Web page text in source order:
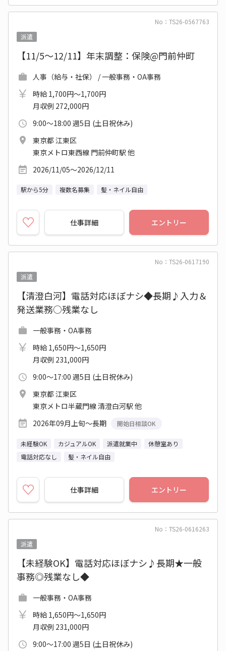
No：TS26-0567763
派遣
【11/5～12/11】年末調整：保険@門前仲町
人事（給与・社保） / 一般事務・OA事務
時給 1,700円～1,700円
月収例 272,000円
9:00～18:00 週5日 (土日祝休み)
東京都 江東区
東京メトロ東西線 門前仲町駅 他
2026/11/05～2026/12/11
駅から5分 複数名募集 髪・ネイル自由
仕事詳細 エントリー
No：TS26-0617190
派遣
【清澄白河】電話対応ほぼナシ◆長期♪入力＆
発送業務○残業なし
一般事務・OA事務
時給 1,650円～1,650円
月収例 231,000円
9:00～17:00 週5日 (土日祝休み)
東京都 江東区
東京メトロ半蔵門線 清澄白河駅 他
2026年09月上旬～長期
開始日相談OK
未経験OK カジュアルOK 派遣就業中
休憩室あり
電話対応なし
髪・ネイル自由
仕事詳細 エントリー
No：TS26-0616263
派遣
【未経験OK】電話対応ほぼナシ♪長期★一般
事務◎残業なし◆
一般事務・OA事務
時給 1,650円～1,650円
月収例 231,000円
9:00～17:00 週5日 (土日祝休み)